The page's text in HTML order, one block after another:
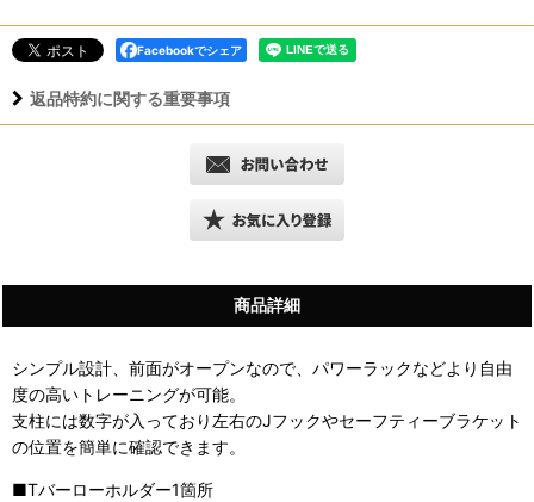
Facebookでシェア
返品特約に関する重要事項
商品詳細
シンプル設計、前面がオープンなので、パワーラックなどより自由
度の高いトレーニングが可能。
支柱には数字が入っており左右のJフックやセーフティーブラケット
の位置を簡単に確認できます。
■Tバーローホルダー1箇所